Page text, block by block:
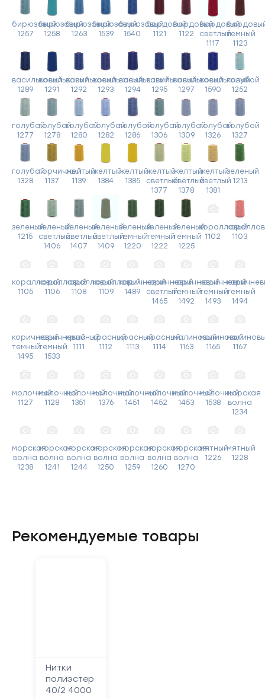
бирюзовый
1257
бирюзовый
1258
бирюзовый
1263
бирюзовый
1539
бирюзовый
1540
бордовый
1121
бордовый
1122
бордовый
светлый
1117
темный
1123
васильковый
1289
васильковый
1291
васильковый
1292
васильковый
1293
васильковый
1294
васильковый
1295
васильковый
1297
васильковый
1590
голубой
1252
голубой
1277
голубой
1278
голубой
1280
голубой
1282
голубой
1286
голубой
1306
голубой
1309
голубой
1326
голубой
1327
голубой
1328
горчичный
1137
желтый
1139
желтый
1384
желтый
1385
желтый
светлый
1377
желтый
светлый
1378
желтый
светлый
1381
зеленый
1213
зеленый
1215
зеленый
светлый
1406
зеленый
светлый
1407
зеленый
светлый
1409
зеленый
темный
1220
зеленый
темный
1222
зеленый
темный
1225
коралловый
1102
1103
коралловый
1105
коралловый
1106
коралловый
1108
коралловый
1109
коричневый
1489
коричневый
светлый
1465
коричневый
темный
1492
коричневый
темный
1493
темный
1494
коричневый
темный
1495
коричневый
темный
1533
красный
1111
красный
1112
красный
1113
красный
1114
малиновый
1163
малиновый
1165
1167
молочный
1127
молочный
1128
молочный
1351
молочный
1376
молочный
1451
молочный
1452
молочный
1453
молочный
1538
морская
волна
1234
морская
волна
1238
морская
волна
1241
морская
волна
1244
морская
волна
1250
морская
волна
1259
морская
волна
1260
морская
волна
1270
мятный
1226
мятный
1228
Рекомендуемые товары
Нитки
полиэстер
40/2 4000